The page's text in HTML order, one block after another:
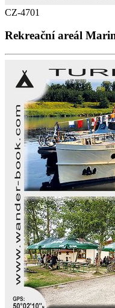
CZ-4701
Rekreační areál